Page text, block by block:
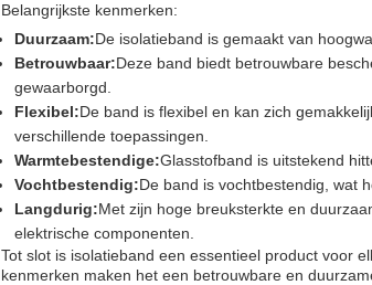
Belangrijkste kenmerken:
Duurzaam:De isolatieband is gemaakt van
Betrouwbaar:Deze band biedt betrouwbare
gewaarborgd.
Flexibel:De band is flexibel en kan zich
verschillende toepassingen.
Warmtebestendige:Glasstofband is uitstekend
Vochtbestendig:De band is vochtbestendig, wat
Langdurig:Met zijn hoge breuksterkte en
elektrische componenten.
Tot slot is isolatieband een essentieel product voor
kenmerken maken het een betrouwbare en